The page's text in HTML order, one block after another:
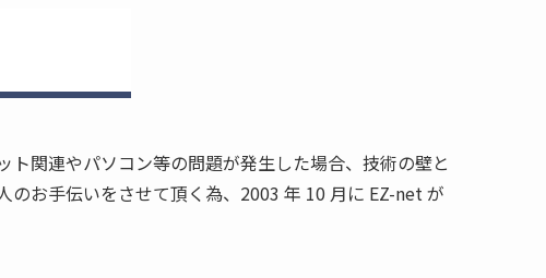
関連やパソコン等の問題が発生した場合、技術の壁と
お手伝いをさせて頂く為、2003 年 10 月に EZ-net が